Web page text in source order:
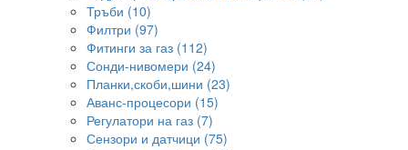
Тръби (10)
Филтри (97)
Фитинги за газ (112)
Сонди-нивомери (24)
Планки,скоби,шини (23)
Аванс-процесори (15)
Регулатори на газ (7)
Сензори и датчици (75)